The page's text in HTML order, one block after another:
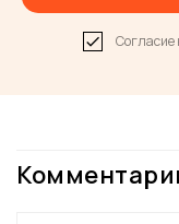
Согласие